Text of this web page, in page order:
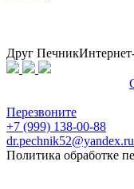
Друг Печник
Перезвоните
+7 (999) 138-00-88
dr.pechnik52@yandex.ru
Политика обработке